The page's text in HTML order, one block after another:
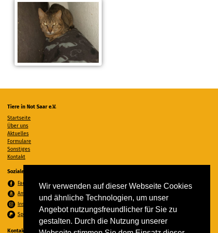
Wir verwenden auf dieser Webseite Cookies
und ähnliche Technologien, um unser
Angebot nutzungsfreundlicher für Sie zu
gestalten. Durch die Nutzung unserer
Tiere in Not Saar e.V.
Startseite
Über uns
Aktuelles
Formulare
Sonstiges
Kontakt
Soziale Medien
Facebook
Amazon Wunschzettel
Instagram
Spenden per PayPal
Kontakt